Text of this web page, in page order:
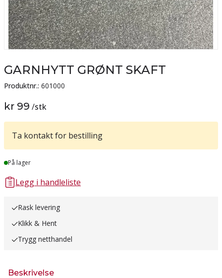
GARNHYTT GRØNT SKAFT
Produktnr.: 601000
kr 99 /stk
Ta kontakt for bestilling
Lager
På lager
Legg i handleliste
Rask levering
Klikk & Hent
Trygg netthandel
Beskrivelse